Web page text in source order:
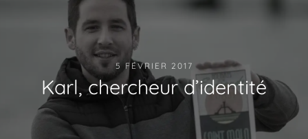
5 FÉVRIER 2017
Karl, chercheur d’identité